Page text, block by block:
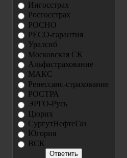
Ингосстрах
Росгосстрах
РОСНО
РЕСО-гарантия
Уралсиб
Московская СК
Альфастрахование
МАКС
Ренессанс-страхование
РОСТРА
ЭРГО-Русь
Цюрих
СургутНефтеГаз
Югория
ВСК